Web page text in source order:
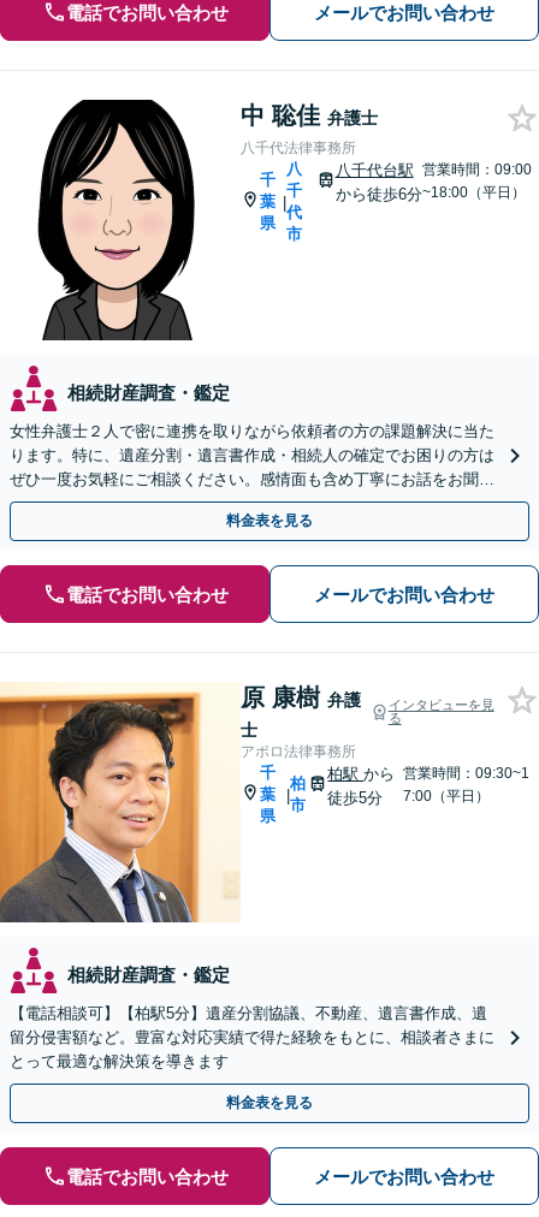
電話でお問い合わせ メールでお問い合わせ
中 聡佳 弁護士
八千代法律事務所
千
葉
県
|
八
千
代
市
八千代台駅
から徒歩6分
営業時間：09:00
~18:00（平日）
相続財産調査・鑑定
女性弁護士２人で密に連携を取りながら依頼者の方の課題解決に当た
ります。特に、遺産分割・遺言書作成・相続人の確定でお困りの方は
ぜひ一度お気軽にご相談ください。感情面も含め丁寧にお話をお聞き
します。
料金表を見る
電話でお問い合わせ メールでお問い合わせ
原 康樹 弁護
士
インタビューを見
る
アポロ法律事務所
千
葉
県
|
柏
市
柏駅から
徒歩5分
営業時間：09:30~1
7:00（平日）
相続財産調査・鑑定
【電話相談可】【柏駅5分】遺産分割協議、不動産、遺言書作成、遺
留分侵害額など。豊富な対応実績で得た経験をもとに、相談者さまに
とって最適な解決策を導きます
料金表を見る
電話でお問い合わせ メールでお問い合わせ